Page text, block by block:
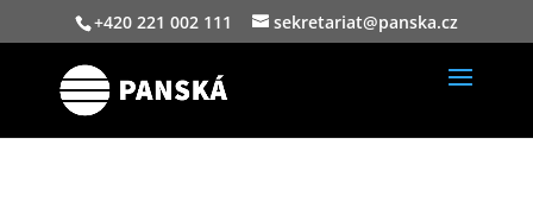
+420 221 002 111 sekretariat@panska.cz